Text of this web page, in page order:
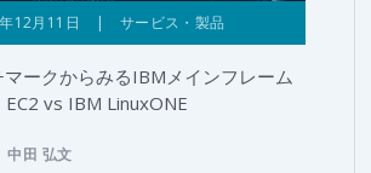
12月11日 | サービス・製品
マークからみるIBMメインフレーム
EC2 vs IBM LinuxONE
中田 弘文